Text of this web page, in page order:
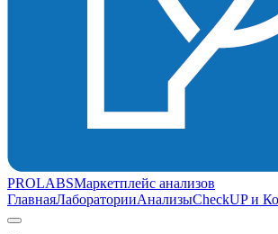
PROLABSМаркетплейс анализов
ГлавнаяЛабораторииАнализыCheckUP и